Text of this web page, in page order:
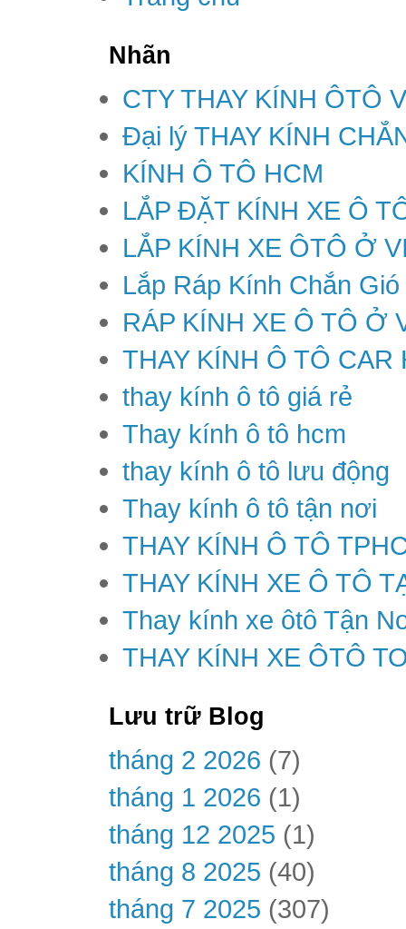
Nhãn
CTY THAY KÍNH ÔTÔ
Đại lý THAY KÍNH
KÍNH Ô TÔ HCM
LẮP ĐẶT KÍNH XE Ô
LẮP KÍNH XE ÔTÔ Ở
Lắp Ráp Kính Chắn
RÁP KÍNH XE Ô TÔ Ở
THAY KÍNH Ô TÔ CAR
thay kính ô tô giá rẻ
Thay kính ô tô hcm
thay kính ô tô lưu động
Thay kính ô tô tận nơi
THAY KÍNH Ô TÔ
THAY KÍNH XE Ô TÔ
Thay kính xe ôtô Tận
THAY KÍNH XE ÔTÔ
Lưu trữ Blog
tháng 2 2026 (7)
tháng 1 2026 (1)
tháng 12 2025 (1)
tháng 8 2025 (40)
tháng 7 2025 (307)